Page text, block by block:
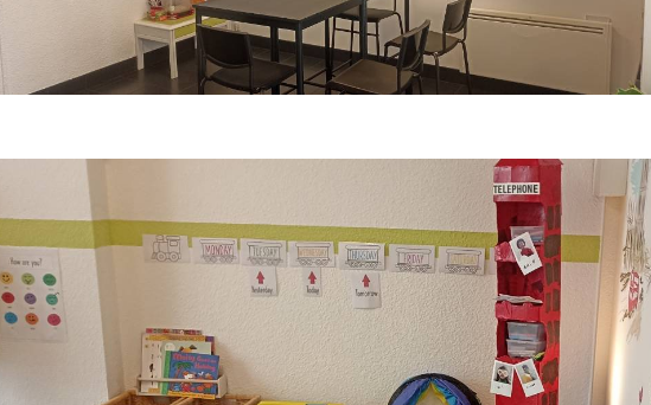
axée sur l'expression orale. Nous allons vous donner envie de parler
! Pratiquez la langue autrement lors des ateliers animés par nos
experimentés et certifiés (TEFL, ©CELTA...)
inscription implique l'adhésion entière et sans réserve à nos C.G.V
sur demande ou sur www.firstepenanglais.com/libourne
nominative - offre non-cumulable, non-remboursable.